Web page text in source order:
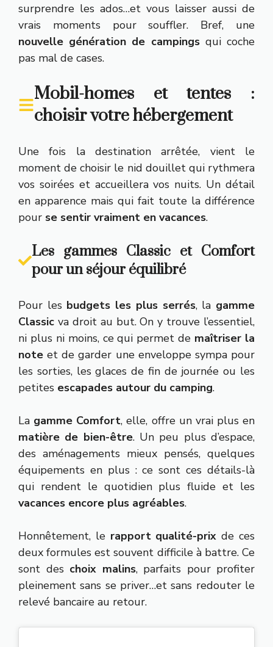
surprendre les ados…et vous laisser aussi de
vrais moments pour souffler. Bref, une
nouvelle génération de campingsqui coche
pas mal de cases.
Mobil-homes et tentes :
choisir votre hébergement
Une fois la destination arrêtée, vient le
moment de choisir le nid douillet qui rythmera
vos soirées et accueillera vos nuits. Un détail
en apparence mais qui fait toute la différence
pour se sentir vraiment en vacances.
Les gammes Classic et Comfort
pour un séjour équilibré
Pour les budgets les plus serrés, la gamme
Classic va droit au but. On y trouve l’essentiel,
ni plus ni moins, ce qui permet de maîtriser la
note et de garder une enveloppe sympa pour
les sorties, les glaces de fin de journée ou les
petites escapades autour du camping.
La gamme Comfort, elle, offre un vrai plus en
matière de bien-être. Un peu plus d’espace,
des aménagements mieux pensés, quelques
équipements en plus : ce sont ces détails-là
qui rendent le quotidien plus fluide et les
vacances encore plus agréables.
Honnêtement, le rapport qualité-prix de ces
deux formules est souvent difficile à battre. Ce
sont des choix malins, parfaits pour profiter
pleinement sans se priver…et sans redouter le
relevé bancaire au retour.